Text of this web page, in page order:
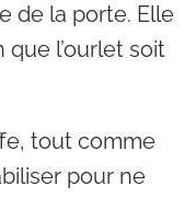
de la porte. Elle
l’ourlet soit
tout comme
pour ne